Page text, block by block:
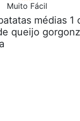
Muito Fácil
médias 1
queijo